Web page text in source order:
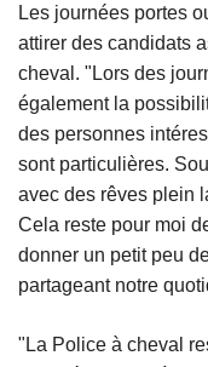
Les journées portes
attirer des candidats
cheval. "Lors des
également la
des personnes
sont particulières.
avec des rêves plein
Cela reste pour moi
donner un petit peu
partageant notre
"La Police à cheval